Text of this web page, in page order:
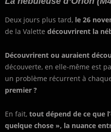
Deux jours plus tard, le 26
de la Valette découvrirent la
Découvrirent ou auraient
découverte, en elle-même est
un problème récurrent à
premier ?
En fait, tout dépend de ce que
quelque chose », la nuance